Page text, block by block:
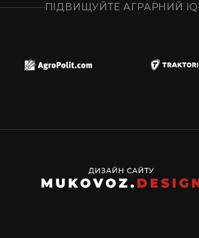
ПІДВИЩУЙТЕ АГРАРНИЙ IQ